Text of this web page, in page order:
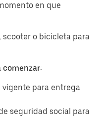
en que
scooter o bicicleta para
comenzar:
para entrega
seguridad social para